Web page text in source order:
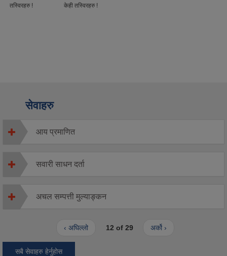
तस्विरहरु !
केही तस्विरहरु !
सेवाहरु
आय प्रमाणित
सवारी साधन दर्ता
अचल सम्पत्ती मुल्याङ्कन
‹ अघिल्लो 12 of 29 अर्को ›
सबै सेवाहरु हेर्नुहोस